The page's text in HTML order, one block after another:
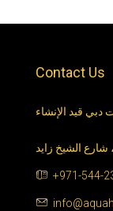
Contact Us
دبي قيد الإنشاء
شارع الشيخ زايد
+971-544-